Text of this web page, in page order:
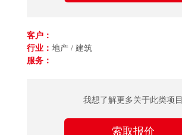
客户：
行业： 地产 / 建筑
服务：
我想了解更多关于此类项目
索取报价